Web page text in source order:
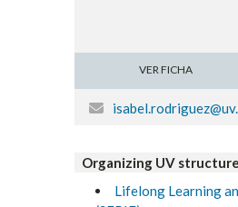
VER FICHA
Organizing UV structure
Lifelong Learning